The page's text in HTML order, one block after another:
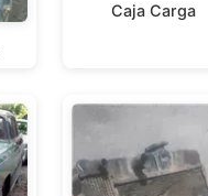
Caja Carga